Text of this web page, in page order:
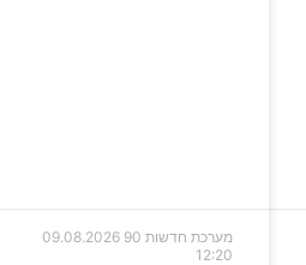
מערכת חדשות 90
09.08.2026
12:20